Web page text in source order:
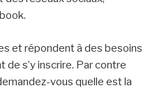
et répondent à des besoins
s’y inscrire. Par contre
vous quelle est la